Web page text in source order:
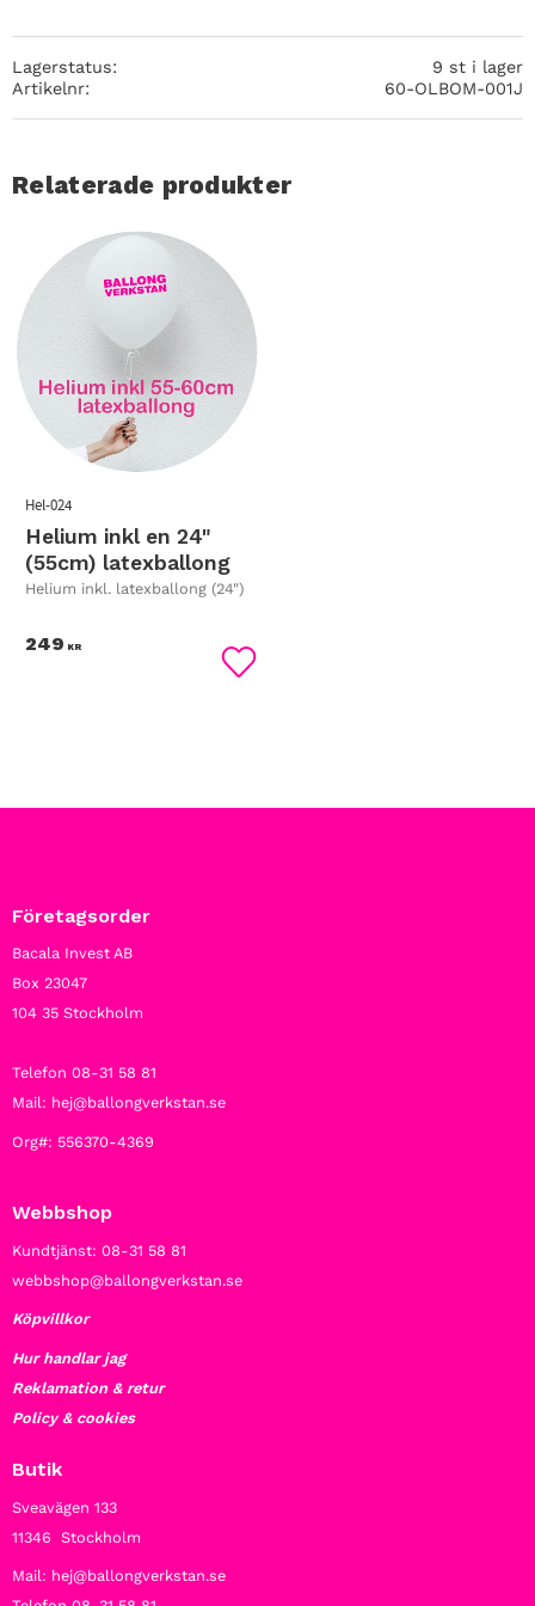
Lagerstatus
9 st i lager
Artikelnr
60-OLBOM-001J
Relaterade produkter
Helium inkl en 24"
(55cm) latexballong
Helium inkl. latexballong (24")
Hel-024
249 KR
Lägg till i favoriter
Företagsorder
Bacala Invest AB
Box 23047
104 35 Stockholm
Telefon 08-31 58 81
Mail: hej@ballongverkstan.se
Org#: 556370-4369
Webbshop
Kundtjänst: 08-31 58 81
webbshop@ballongverkstan.se
Köpvillkor
Hur handlar jag
Reklamation & retur
Policy & cookies
Butik
Sveavägen 133
11346 Stockholm
Mail: hej@ballongverkstan.se